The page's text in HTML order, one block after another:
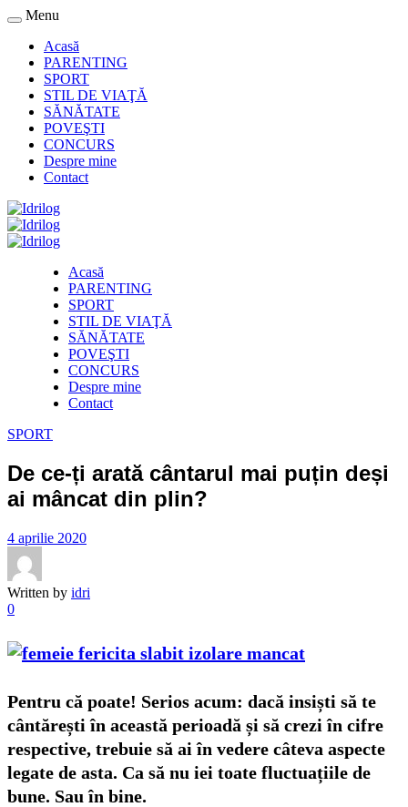
Menu
Acasă
PARENTING
SPORT
STIL DE VIAŢĂ
SĂNĂTATE
POVEŞTI
CONCURS
Despre mine
Contact
Acasă
PARENTING
SPORT
STIL DE VIAŢĂ
SĂNĂTATE
POVEŞTI
CONCURS
Despre mine
Contact
SPORT
De ce-ți arată cântarul mai puțin deși
ai mâncat din plin?
4 aprilie 2020
Written by idri
0
Pentru că poate! Serios acum: dacă insiști să te
cântărești în această perioadă și să crezi în cifre
respective, trebuie să ai în vedere câteva aspecte
legate de asta. Ca să nu iei toate fluctuațiile de
bune. Sau în bine.